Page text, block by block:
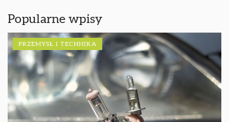
Popularne wpisy
PRZEMYSŁ I TECHNIKA